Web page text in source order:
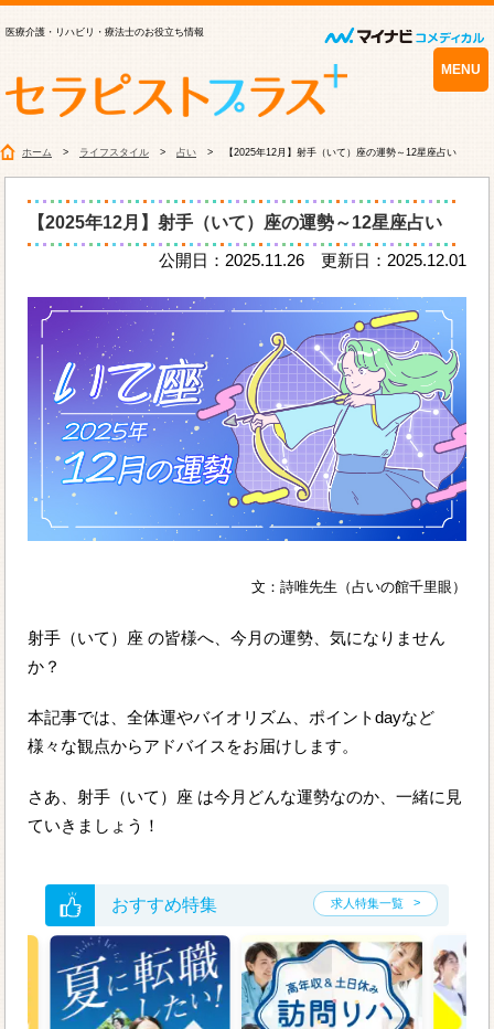
医療介護・リハビリ・療法士のお役立ち情報
MENU
ホーム ライフスタイル 占い 【2025年12月】射手（いて）座の運勢～12星座占い
【2025年12月】射手（いて）座の運勢～12星座占い
公開日：2025.11.26 更新日：2025.12.01
文：詩唯先生（占いの館千里眼）
射手（いて）座 の皆様へ、今月の運勢、気になりません
か？
本記事では、全体運やバイオリズム、ポイントdayなど
様々な観点からアドバイスをお届けします。
さあ、射手（いて）座 は今月どんな運勢なのか、一緒に見
ていきましょう！
おすすめ特集 求人特集一覧